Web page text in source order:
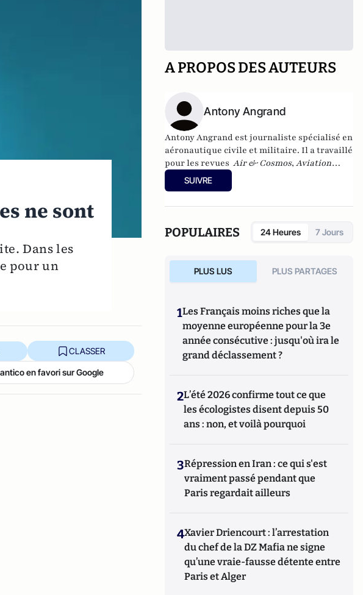
ne sont
Dans les
pour un
CLASSER
en favori sur Google
A PROPOS DES AUTEURS
Antony Angrand
Antony Angrand est journaliste spécialisé en
aéronautique civile et militaire. Il atravaillé
pour les revuesAir & Cosmos,Aviation
Design, puis est devenu rédacteur en chef
d'Ailes Magazine
Mercury à Apolloaux éditions ETAI.
SUIVRE
POPULAIRES 24 Heures 7 Jours
PLUS LUS PLUS PARTAGES
1Les Français moins riches que la
moyenne européenne pour la 3e
année consécutive : jusqu'où ira le
grand déclassement ?
2L’été 2026 confirme tout ce que
les écologistes disent depuis 50
ans : non, et voilà pourquoi
3Répression en Iran : ce qui s'est
vraiment passé pendant que
Paris regardait ailleurs
4Xavier Driencourt : l’arrestation
du chef de la DZ Mafia ne signe
qu’une vraie-fausse détente entre
Paris et Alger